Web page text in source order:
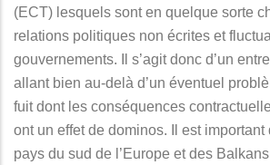
(ECT) lesquels sont en quelque sorte
relations politiques non écrites et
gouvernements. Il s’agit donc d’un
allant bien au-delà d’un éventuel
fuit dont les conséquences
ont un effet de dominos. Il est
pays du sud de l’Europe et des